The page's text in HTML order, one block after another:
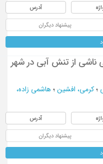
آدرس
پیشنهاد دیگران
ناشی از تنش آبی در شهر
؛ کرمی، افشین؛ هاشمی زاده،
آدرس
پیشنهاد دیگران